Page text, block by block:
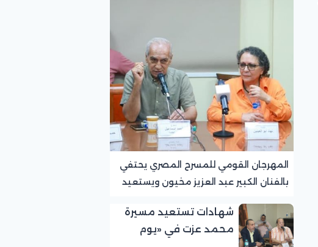
المهرجان القومي للمسرح المصري يحتفي
بالفنان الكبير عبد العزيز مخيون ويستعيد
شهادات تستعيد مسيرة
محمد عزت في «يوم